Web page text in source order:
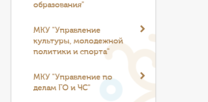
образования"
МКУ "Управление
культуры, молодежной
политики и спорта"
МКУ "Управление по
делам ГО и ЧС"